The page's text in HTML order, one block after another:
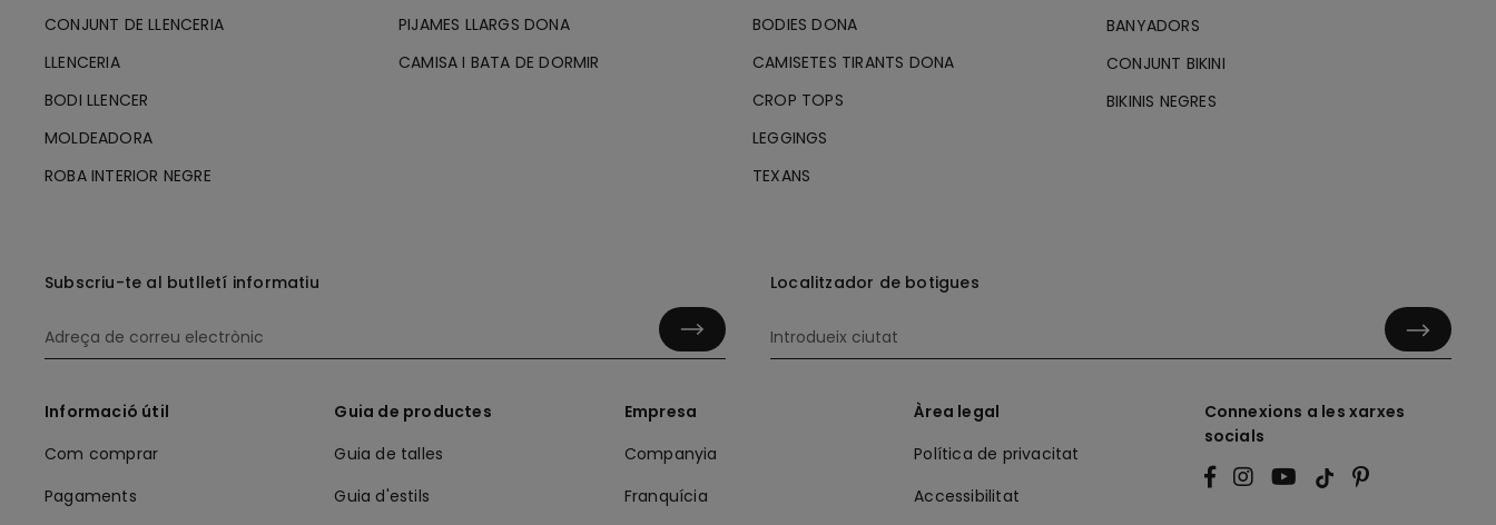
CONJUNT DE LLENCERIA
LLENCERIA
BODI LLENCER
MOLDEADORA
ROBA INTERIOR NEGRE
PIJAMES LLARGS DONA
CAMISA I BATA DE DORMIR
BODIES DONA
CAMISETES TIRANTS DONA
CROP TOPS
LEGGINGS
TEXANS
BANYADORS
CONJUNT BIKINI
BIKINIS NEGRES
Subscriu-te al butlletí informatiu Localitzador de botigues
Informació útil
Com comprar
Pagaments
Guia de productes
Guia de talles
Guia d'estils
Empresa
Companyia
Franquícia
Àrea legal
Política de privacitat
Accessibilitat
Connexions a les xarxes
socials